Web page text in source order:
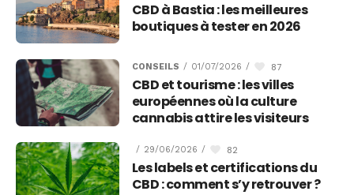
CBD à Bastia : les meilleures
boutiques à tester en 2026
CONSEILS / 01/07/2026 / 87
CBD et tourisme : les villes
européennes où la culture
cannabis attire les visiteurs
/ 29/06/2026 / 82
Les labels et certifications du
CBD : comment s’y retrouver ?